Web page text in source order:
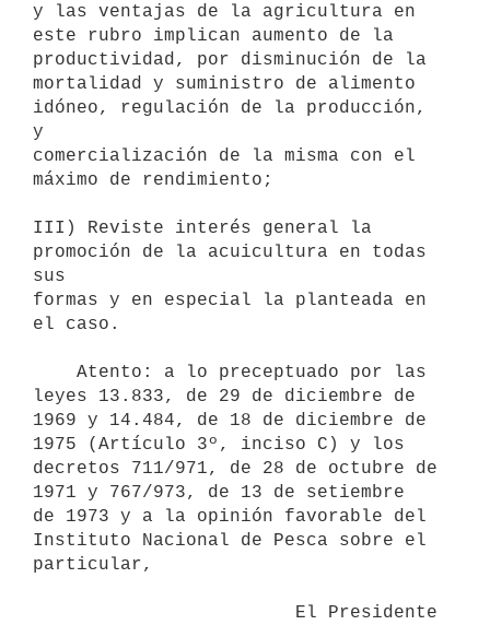
y las ventajas de la agricultura en
este rubro implican aumento de la
productividad, por disminución de la
mortalidad y suministro de alimento
idóneo, regulación de la producción,
y
comercialización de la misma con el
máximo de rendimiento;
III) Reviste interés general la
promoción de la acuicultura en todas
sus
formas y en especial la planteada en
el caso.
leyes 13.833, de 29 de diciembre de
1969 y 14.484, de 18 de diciembre de
1975 (Artículo 3º, inciso C) y los
decretos 711/971, de 28 de octubre de
1971 y 767/973, de 13 de setiembre
de 1973 y a la opinión favorable del
Instituto Nacional de Pesca sobre el
particular,